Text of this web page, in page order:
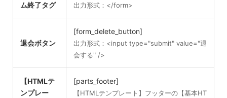
ム終了タグ
出力形式：</form>
退会ボタン
[form_delete_button]
出力形式：<input type="submit" value="退
会する" />
【HTMLテ
ンプレー
[parts_footer]
【HTMLテンプレート】フッターの【基本HT